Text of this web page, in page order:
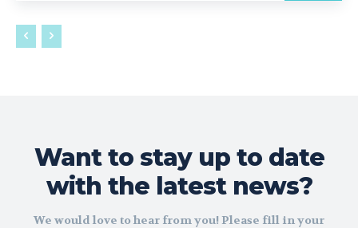
Want to stay up to date
with the latest news?
We would love to hear from you! Please fill in your